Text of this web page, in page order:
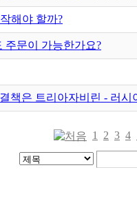
해야 할까?
주문이 가능한가요?
책은 트리아자비린 - 러
1 2 3 4